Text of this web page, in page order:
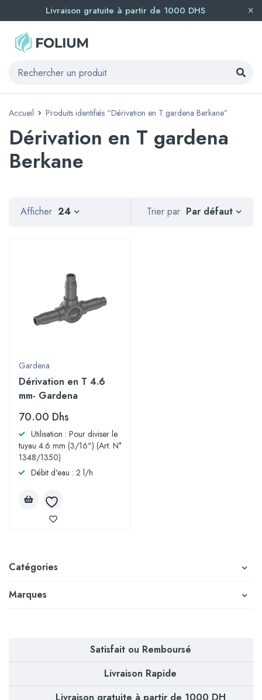
Livraison gratuite à partir de 1000 DHS
Accueil Produits identifiés “Dérivation en T gardena Berkane”
Dérivation en T gardena
Berkane
Catégories
Marques
Trier par Par défaut
Afficher 24
Gardena
Dérivation en T 4.6
mm- Gardena
70.00 Dhs
Utilisation : Pour diviser le
tuyau 4.6 mm (3/16") (Art. N°
1348/1350)
Débit d'eau : 2 l/h
Satisfait ou Remboursé
Livraison Rapide